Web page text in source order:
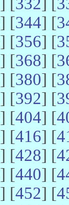
] [344] [
] [356] [
] [368] [
] [380] [
] [392] [
] [404] [
] [416] [
] [428] [
] [440] [
] [452] [